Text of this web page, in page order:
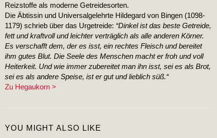
Reizstoffe als moderne Getreidesorten.
Die Äbtissin und Universalgelehrte Hildegard von Bingen (1098-
1179) schrieb über das Urgetreide: “Dinkel ist das beste Getreide,
fett und kraftvoll und leichter verträglich als alle anderen Körner.
Es verschafft dem, der es isst, ein rechtes Fleisch und bereitet
ihm gutes Blut. Die Seele des Menschen macht er froh und voll
Heiterkeit. Und wie immer zubereitet man ihn isst, sei es als Brot,
sei es als andere Speise, ist er gut und lieblich süß.“
Zu Hegaukorn >
YOU MIGHT ALSO LIKE